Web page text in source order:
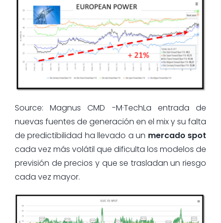
Source: Magnus CMD -M·TechLa entrada de
nuevas fuentes de generación en el mix y su falta
de predictibilidad ha llevado a un mercado spot
cada vez más volátil que dificulta los modelos de
previsión de precios y que se trasladan un riesgo
cada vez mayor.